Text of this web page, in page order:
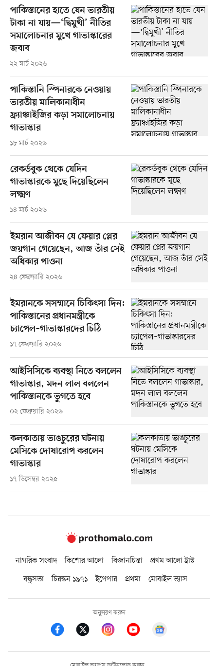
পাকিস্তানের হাতে যেন ভারতীয়
টাকা না যায়—‘দ্বিমুখী’ নীতির
সমালোচনার মুখে গাভাস্কারের
জবাব
২২ মার্চ ২০২৬
পাকিস্তানি স্পিনারকে নেওয়ায়
ভারতীয় মালিকানাধীন
ফ্র্যাঞ্চাইজির কড়া সমালোচনায়
গাভাস্কার
১৮ মার্চ ২০২৬
রেকর্ডবুক থেকে যেদিন
গাভাস্কারকে মুছে দিয়েছিলেন
লক্ষ্মণ
১৪ মার্চ ২০২৬
ইমরান আজীবন যে ফেয়ার প্লের
জয়গান গেয়েছেন, আজ তাঁর সেই
অধিকার পাওনা
২৪ ফেব্রুয়ারি ২০২৬
ইমরানকে সসম্মানে চিকিৎসা দিন:
পাকিস্তানের প্রধানমন্ত্রীকে
চ্যাপেল–গাভাস্কারদের চিঠি
১৭ ফেব্রুয়ারি ২০২৬
আইসিসিকে ব্যবস্থা নিতে বললেন
গাভাস্কার, মদন লাল বললেন
পাকিস্তানকে ভুগতে হবে
০২ ফেব্রুয়ারি ২০২৬
কলকাতায় ভাঙচুরের ঘটনায়
মেসিকে দোষারোপ করলেন
গাভাস্কার
১৭ ডিসেম্বর ২০২৫
নাগরিক সংবাদ কিশোর আলো বিজ্ঞানচিন্তা
প্রথম আলো ট্রাস্ট
বন্ধুসভা
চিরন্তন ১৯৭১ ইপেপার প্রথমা মোবাইল ভ্যাস
অনুসরণ করুন